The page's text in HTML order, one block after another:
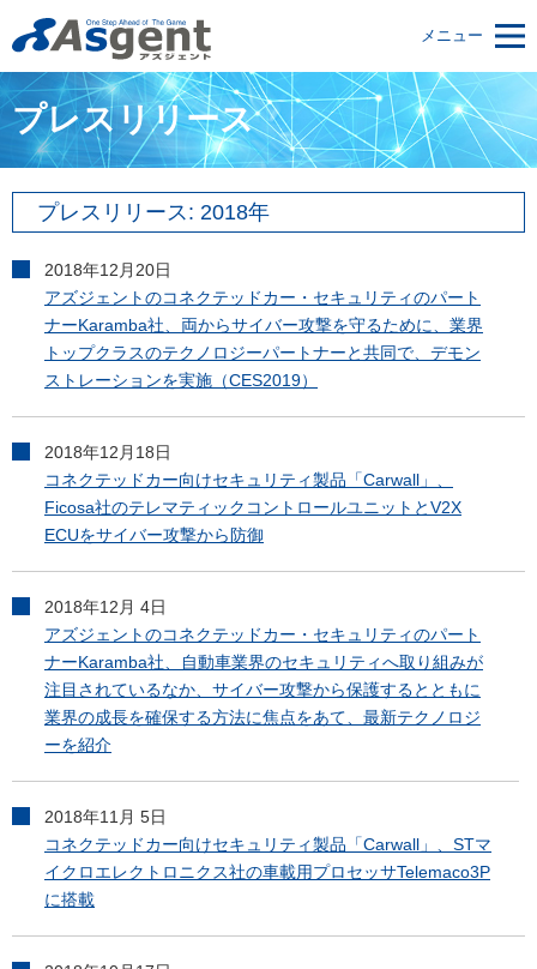
メニュー
プレスリリース
プレスリリース: 2018年
2018年12月20日
アズジェントのコネクテッドカー・セキュリティのパート
ナーKaramba社、両からサイバー攻撃を守るために、業界
トップクラスのテクノロジーパートナーと共同で、デモン
ストレーションを実施（CES2019）
2018年12月18日
コネクテッドカー向けセキュリティ製品「Carwall」、
Ficosa社のテレマティックコントロールユニットとV2X
ECUをサイバー攻撃から防御
2018年12月 4日
アズジェントのコネクテッドカー・セキュリティのパート
ナーKaramba社、自動車業界のセキュリティへ取り組みが
注目されているなか、サイバー攻撃から保護するとともに
業界の成長を確保する方法に焦点をあて、最新テクノロジ
ーを紹介
2018年11月 5日
コネクテッドカー向けセキュリティ製品「Carwall」、STマ
イクロエレクトロニクス社の車載用プロセッサTelemaco3P
に搭載